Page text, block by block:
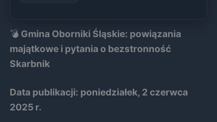
💣 Gmina Oborniki Śląskie: powiązania
majątkowe i pytania o bezstronność
Skarbnik
Data publikacji: poniedziałek, 2 czerwca
2025 r.